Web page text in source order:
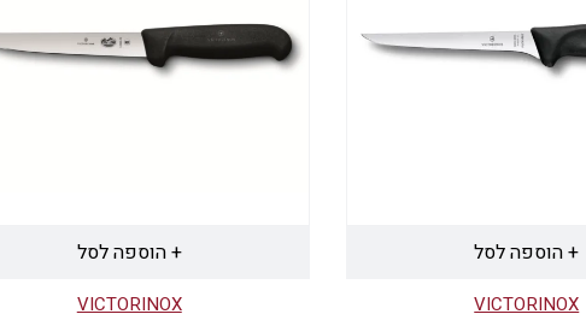
+ הוספה לסל
VICTORINOX
+ הוספה לסל
VICTORINOX